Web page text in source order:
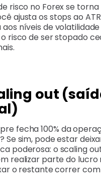
risco no Forex se
ajusta os stops ao
aos níveis de
risco de ser stopado
out
fecha 100% da
Se sim, pode estar
poderosa: o scaling
realizar parte do lucro
o restante correr